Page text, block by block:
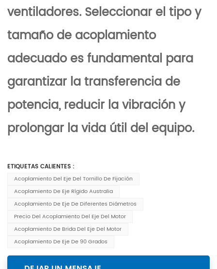
ventiladores. Seleccionar el tipo y
tamaño de acoplamiento
adecuado es fundamental para
garantizar la transferencia de
potencia, reducir la vibración y
prolongar la vida útil del equipo.
ETIQUETAS CALIENTES :
Acoplamiento Del Eje Del Tornillo De Fijación
Acoplamiento De Eje Rígido Australia
Acoplamiento De Eje De Diferentes Diámetros
Precio Del Acoplamiento Del Eje Del Motor
Acoplamiento De Brida Del Eje Del Motor
Acoplamiento De Eje De 90 Grados